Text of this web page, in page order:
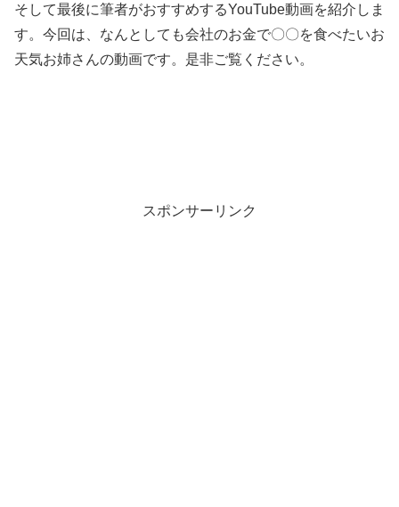
そして最後に筆者がおすすめするYouTube動画を紹介しま
す。今回は、なんとしても会社のお金で〇〇を食べたいお
天気お姉さんの動画です。是非ご覧ください。
スポンサーリンク